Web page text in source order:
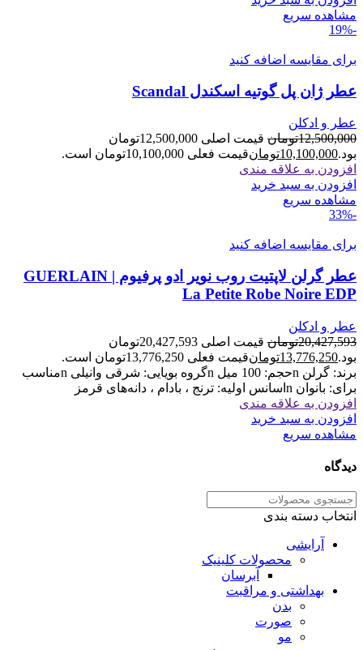
مشاهده سریع
-19%
برای مقایسه اضافه کنید
عطر ژان پل گوتیه اسکندل Scandal
عطر و ادکلن
12,500,000تومان
قیمت اصلی 12,500,000تومان
بود.10,100,000تومانقیمت فعلی 10,100,000تومان است.
افزودن به علاقه مندی
افزودن به سبد خرید
مشاهده سریع
-33%
برای مقایسه اضافه کنید
عطر گرلن لاپتیت روب نویر ادو پرفیوم | GUERLAIN
La Petite Robe Noire EDP
عطر و ادکلن
20,427,593تومان
قیمت اصلی 20,427,593تومان
بود.13,776,250تومانقیمت فعلی 13,776,250تومان است.
برند: گرلن nحجم: 100 میل nگروه بویایی: شرقی وانیلی nمناسب
برای: بانوان nاسانس اولیه: ترنج ، بادام ، دانه‌های قرمز
افزودن به علاقه مندی
افزودن به سبد خرید
مشاهده سریع
دیدگاه
انتخاب دسته بندی
آرایشی
محصولات کلینیک
آبرسان
بهداشتی و مراقبت
بدن
صورت
مو